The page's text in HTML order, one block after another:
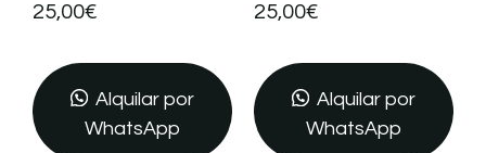
25,00€
Alquilar por
WhatsApp
25,00€
Alquilar por
WhatsApp